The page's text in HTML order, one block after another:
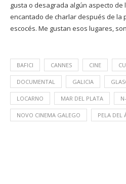
gusta o desagrada algún aspecto de
encantado de charlar después de la
escocés. Me gustan esos lugares,
BAFICI CANNES CINE
DOCUMENTAL GALICIA
LOCARNO MAR DEL PLATA
NOVO CINEMA GALEGO PELA DEL